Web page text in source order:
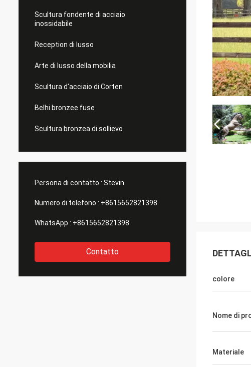
Scultura fondente di acciaio
inossidabile
Reception di lusso
Arte di lusso della mobilia
Scultura d'acciaio di Corten
Belhi bronzee fuse
Scultura bronzea di sollievo
Persona di contatto : Stevin
Numero di telefono : +8615652821398
WhatsApp : +8615652821398
Contatto
colore
Nome di
Materiale